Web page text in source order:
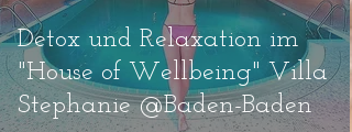
Detox und Relaxation im
"House of Wellbeing" Villa
Stephanie @Baden-Baden